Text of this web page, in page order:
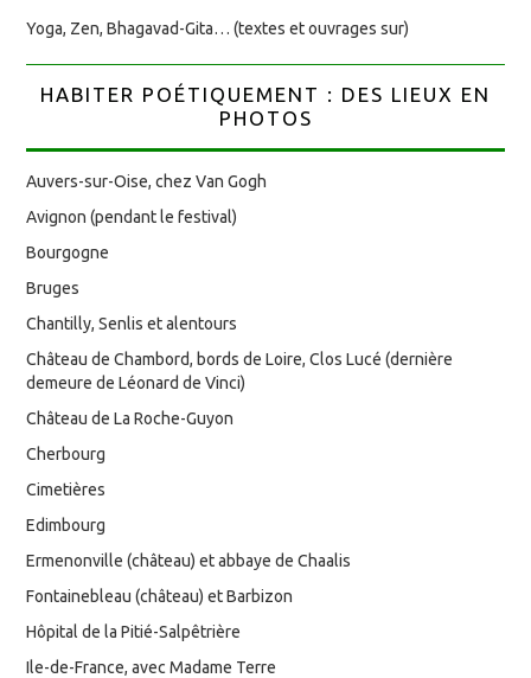
Yoga, Zen, Bhagavad-Gita… (textes et ouvrages sur)
HABITER POÉTIQUEMENT : DES LIEUX EN
PHOTOS
Auvers-sur-Oise, chez Van Gogh
Avignon (pendant le festival)
Bourgogne
Bruges
Chantilly, Senlis et alentours
Château de Chambord, bords de Loire, Clos Lucé (dernière
demeure de Léonard de Vinci)
Château de La Roche-Guyon
Cherbourg
Cimetières
Edimbourg
Ermenonville (château) et abbaye de Chaalis
Fontainebleau (château) et Barbizon
Hôpital de la Pitié-Salpêtrière
Ile-de-France, avec Madame Terre